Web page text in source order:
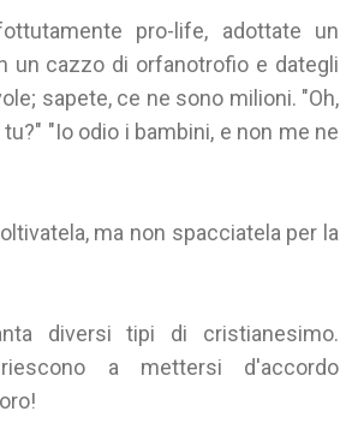
pro-life, adottate un
un cazzo di orfanotrofio e dategli
sapete, ce ne sono milioni. "Oh,
"Io odio i bambini, e non me ne
ma non spacciatela per la
diversi tipi di cristianesimo.
a mettersi d'accordo